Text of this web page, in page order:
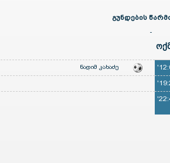
გუნდების
-
ნადიმ კახაძე